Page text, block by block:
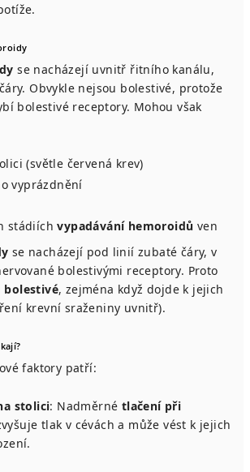
se nacházejí uvnitř řitního kanálu,
Obvykle nejsou bolestivé, protože
bolestivé receptory. Mohou však
(světle červená krev)
vyprázdnění
stádiíchvypadávání hemoroidů ven
se nacházejí pod linií zubaté čáry, v
bolestivými receptory. Proto
bolestivé, zejména když dojde k jejich
krevní sraženiny uvnitř).
faktory patří:
stolici: Nadměrné tlačení při
tlak v cévách a může vést k jejich